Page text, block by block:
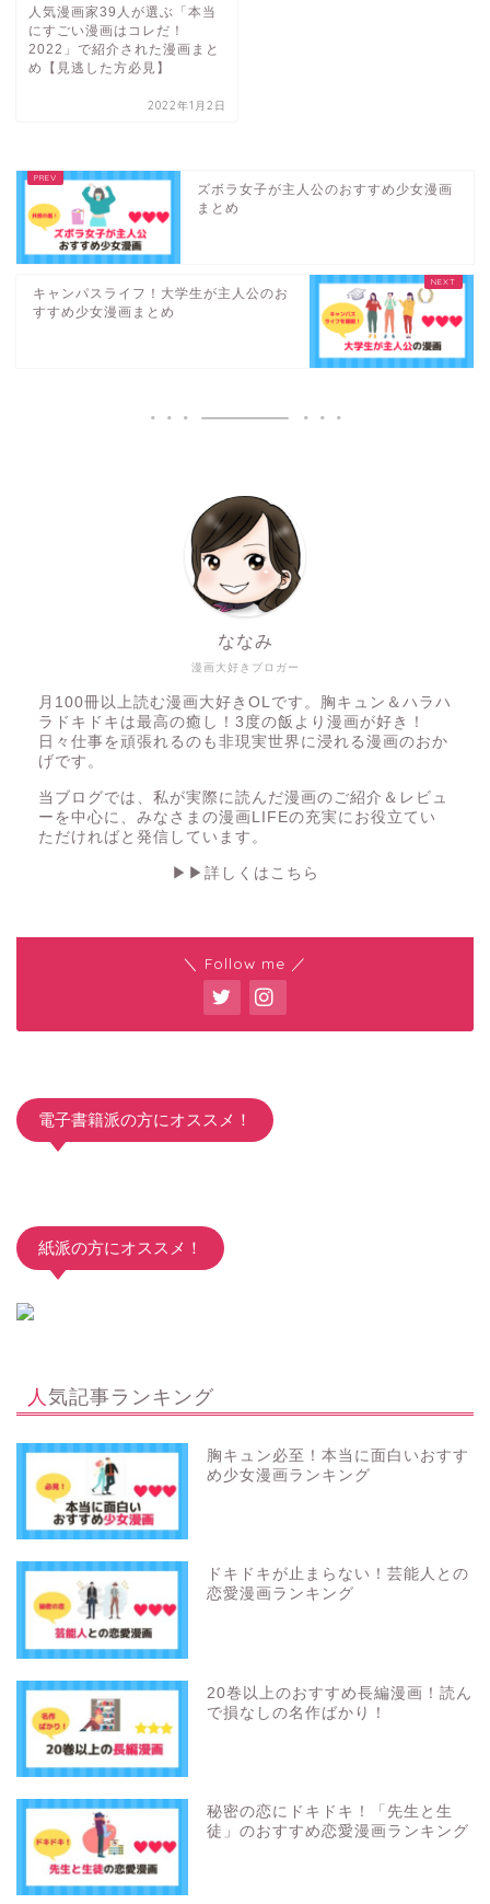
人気漫画家39人が選ぶ「本当
にすごい漫画はコレだ！
2022」で紹介された漫画まと
め【見逃した方必見】
2022年1月2日
ズボラ女子が主人公のおすすめ少女漫画
まとめ
キャンパスライフ！大学生が主人公のお
すすめ少女漫画まとめ
漫画大好きブロガー
ななみ
月100冊以上読む漫画大好きOLです。胸キュン＆ハラハ
ラドキドキは最高の癒し！3度の飯より漫画が好き！
日々仕事を頑張れるのも非現実世界に浸れる漫画のおか
げです。
当ブログでは、私が実際に読んだ漫画のご紹介＆レビュ
ーを中心に、みなさまの漫画LIFEの充実にお役立てい
ただければと発信しています。
▶︎▶︎詳しくはこちら
＼ Follow me ／
電子書籍派の方にオススメ！
紙派の方にオススメ！